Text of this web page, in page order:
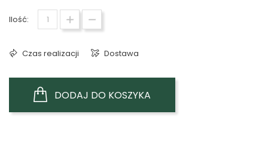
Ilość:
Czas realizacji Dostawa
DODAJ DO KOSZYKA